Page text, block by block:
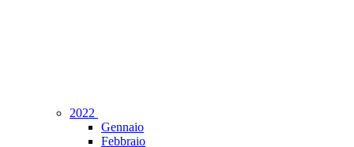
2022
Gennaio
Febbraio